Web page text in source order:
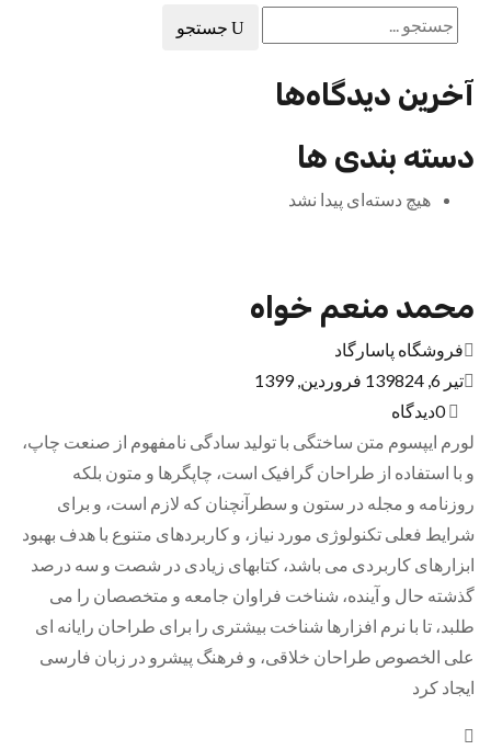
جستجو
آخرین دیدگاه‌ها
دسته بندی ها
هیچ دسته‌ای پیدا نشد
محمد منعم خواه
فروشگاه پاسارگاد
تیر 6, 1398
24 فروردین, 1399
0دیدگاه
لورم ایپسوم متن ساختگی با تولید سادگی نامفهوم از صنعت چاپ،
و با استفاده از طراحان گرافیک است، چاپگرها و متون بلکه
روزنامه و مجله در ستون و سطرآنچنان که لازم است، و برای
شرایط فعلی تکنولوژی مورد نیاز، و کاربردهای متنوع با هدف بهبود
ابزارهای کاربردی می باشد، کتابهای زیادی در شصت و سه درصد
گذشته حال و آینده، شناخت فراوان جامعه و متخصصان را می
طلبد، تا با نرم افزارها شناخت بیشتری را برای طراحان رایانه ای
علی الخصوص طراحان خلاقی، و فرهنگ پیشرو در زبان فارسی
ایجاد کرد